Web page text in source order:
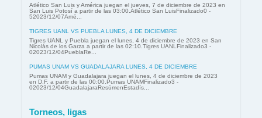
Atlético San Luis y América juegan el jueves, 7 de diciembre de 2023 en
San Luis Potosí a partir de las 03:00.Atlético San LuisFinalizado0 -
52023/12/07Amé...
TIGRES UANL VS PUEBLA LUNES, 4 DE DICIEMBRE
Tigres UANL y Puebla juegan el lunes, 4 de diciembre de 2023 en San
Nicolás de los Garza a partir de las 02:10.Tigres UANLFinalizado3 -
02023/12/04PueblaRe...
PUMAS UNAM VS GUADALAJARA LUNES, 4 DE DICIEMBRE
Pumas UNAM y Guadalajara juegan el lunes, 4 de diciembre de 2023
en D.F. a partir de las 00:00.Pumas UNAMFinalizado3 -
02023/12/04GuadalajaraResúmenEstadís...
Torneos, ligas